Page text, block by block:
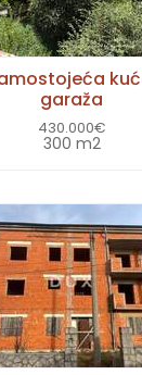
garaža
430.000€
300 m2